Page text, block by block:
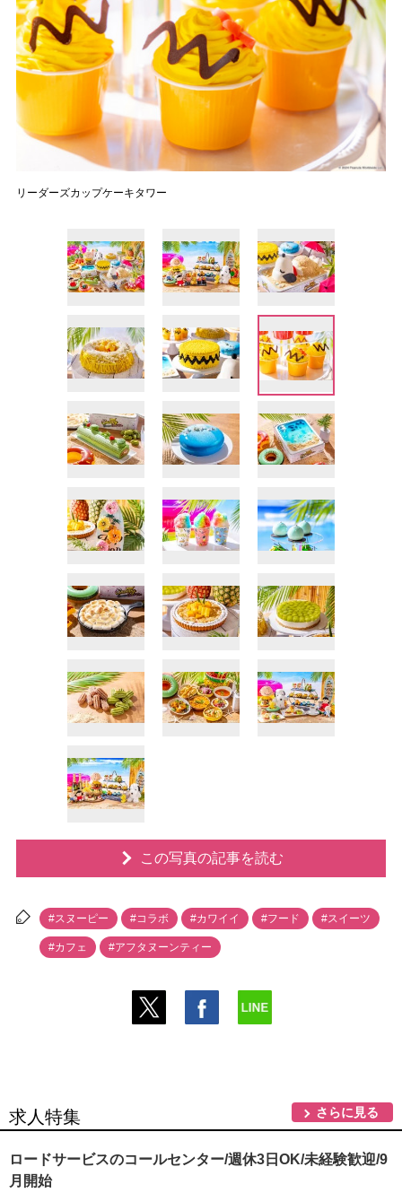
リーダーズカップケーキタワー
この写真の記事を読む
#スヌーピー #コラボ #カワイイ #フード #スイーツ
#カフェ #アフタヌーンティー
求人特集 さらに見る
ロードサービスのコールセンター/週休3日OK/未経験歓迎/9
月開始